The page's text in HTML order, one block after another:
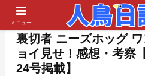
裏切者 ニーズホッグ
ョイ見せ！感想・考察
24号掲載】
メニュー